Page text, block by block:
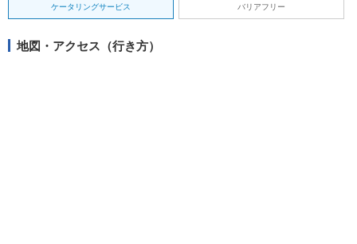
ケータリングサービス バリアフリー
地図・アクセス（行き方）